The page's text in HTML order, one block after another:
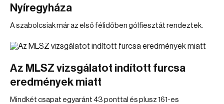
Nyíregyháza
A szabolcsiak már az első félidőben gólfiesztát rendeztek.
Az MLSZ vizsgálatot indított furcsa
eredmények miatt
Mindkét csapat egyaránt 43 ponttal és plusz 161-es